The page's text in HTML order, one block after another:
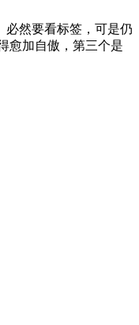
然要看标签，可是仍
愈加自傲，第三个是